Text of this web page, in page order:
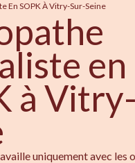
En SOPK À Vitry-Sur-Seine
en
à
uniquement avec les